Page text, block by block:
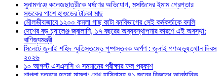
সুনামগঞ্জে কলেজছাত্রীকে ধর্ষণের অভিযোগ, মসজিদের ইমাম গ্রেপ্তার
সড়কের পাশে হাওড়ের টাটকা মাছ
মৌলভীবাজারে ১২০০ কমলা গাছ কাটা বনবিভাগের সেই কর্মকর্তাকে বদলি
দেশের বড় চ্যালেঞ্জ জ্বালানি, ১৭ বছরের অব্যবস্থাপনার কারণে এই অবস্থা:
বাণিজ্যমন্ত্রী
সিলেটে জুলাই শহিদ স্মৃতিস্তম্ভে পুষ্পস্তবক অর্পণ : জুলাই গণঅভ্যুত্থান দিবস
২০২৬
১০ আগস্ট এসএসসি ও সমমানের পরীক্ষার ফল প্রকাশ